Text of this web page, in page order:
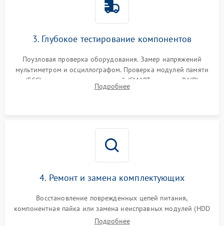
3. Глубокое тестирование компонентов
Поузловая проверка оборудования. Замер напряжений
мультиметром и осциллографом. Проверка модулей памяти
(ECC) и состояния накопителей (SMART, массивы RAID)
специализированными диагностическими утилитами.
Подробнее
4. Ремонт и замена комплектующих
Восстановление поврежденных цепей питания,
компонентная пайка или замена неисправных модулей (HDD
Подробнее